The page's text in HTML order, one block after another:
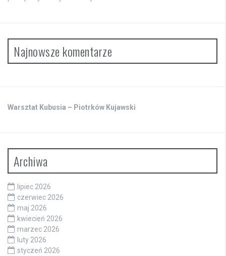
Najnowsze komentarze
Warsztat Kubusia – Piotrków Kujawski
Archiwa
lipiec 2026
czerwiec 2026
maj 2026
kwiecień 2026
marzec 2026
luty 2026
styczeń 2026